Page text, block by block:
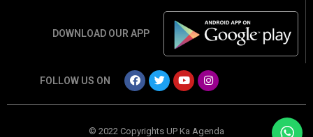
DOWNLOAD OUR APP
FOLLOW US ON
© 2022 Copyrights UP Ka Agenda